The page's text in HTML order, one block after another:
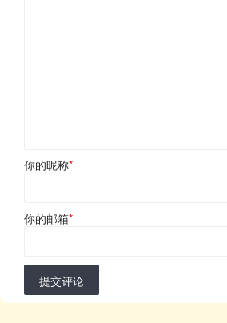
你的昵称*
你的邮箱*
提交评论